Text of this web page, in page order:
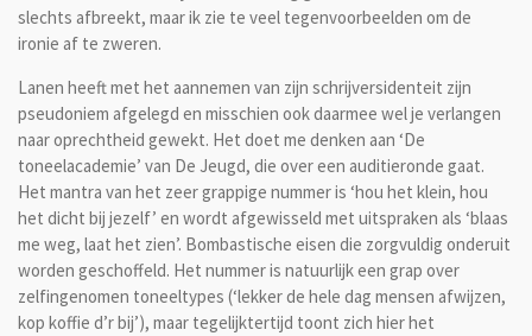
slechts afbreekt, maar ik zie te veel tegenvoorbeelden om de
ironie af te zweren.
Lanen heeft met het aannemen van zijn schrijversidenteit zijn
pseudoniem afgelegd en misschien ook daarmee wel je verlangen
naar oprechtheid gewekt. Het doet me denken aan ‘De
toneelacademie’ van De Jeugd, die over een auditieronde gaat.
Het mantra van het zeer grappige nummer is ‘hou het klein, hou
het dicht bij jezelf’ en wordt afgewisseld met uitspraken als ‘blaas
me weg, laat het zien’. Bombastische eisen die zorgvuldig onderuit
worden geschoffeld. Het nummer is natuurlijk een grap over
zelfingenomen toneeltypes (‘lekker de hele dag mensen afwijzen,
kop koffie d’r bij’), maar tegelijktertijd toont zich hier het